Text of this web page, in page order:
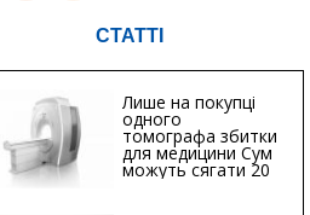
СТАТТІ
Лише на покупці
одного
томографа збитки
для медицини Сум
можуть сягати 20
мільйонів гривень